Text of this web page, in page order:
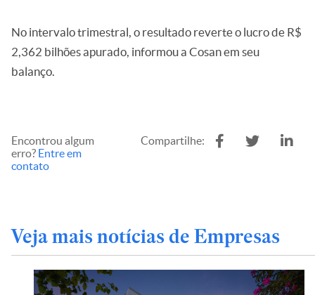
No intervalo trimestral, o resultado reverte o lucro de R$
2,362 bilhões apurado, informou a Cosan em seu
balanço.
Encontrou algum
erro? Entre em
contato
Compartilhe:
Veja mais notícias de Empresas